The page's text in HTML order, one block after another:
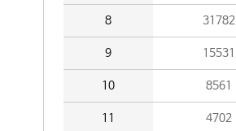
8 31782
9 15531
10 8561
11 4702